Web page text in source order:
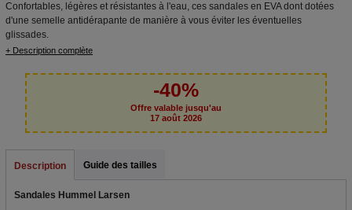
Confortables, légères et résistantes à l'eau, ces sandales en EVA dont dotées
d'une semelle antidérapante de manière à vous éviter les éventuelles
glissades.
+ Description complète
-40%
Offre valable jusqu'au
17 août 2026
Description Guide des tailles
Sandales Hummel Larsen